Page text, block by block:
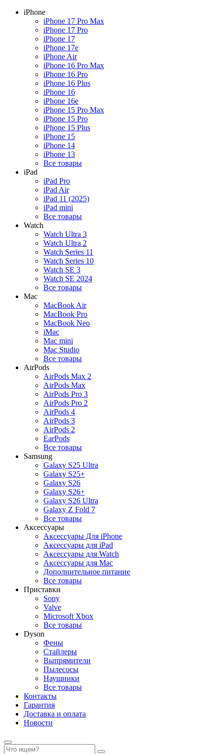
iPhone
iPhone 17 Pro Max
iPhone 17 Pro
iPhone 17
iPhone 17e
iPhone Air
iPhone 16 Pro Max
iPhone 16 Pro
iPhone 16 Plus
iPhone 16
iPhone 16e
iPhone 15 Pro Max
iPhone 15 Pro
iPhone 15 Plus
iPhone 15
iPhone 14
iPhone 13
Все товары
iPad
iPad Pro
iPad Air
iPad 11 (2025)
iPad mini
Все товары
Watch
Watch Ultra 3
Watch Ultra 2
Watch Series 11
Watch Series 10
Watch SE 3
Watch SE 2024
Все товары
Mac
MacBook Air
MacBook Pro
MacBook Neo
iMac
Mac mini
Mac Studio
Все товары
AirPods
AirPods Max 2
AirPods Max
AirPods Pro 3
AirPods Pro 2
AirPods 4
AirPods 3
AirPods 2
EarPods
Все товары
Samsung
Galaxy S25 Ultra
Galaxy S25+
Galaxy S26
Galaxy S26+
Galaxy S26 Ultra
Galaxy Z Fold 7
Все товары
Аксессуары
Аксессуары Для iPhone
Аксессуары для iPad
Аксессуары для Watch
Аксессуары для Mac
Дополнительное питание
Все товары
Приставки
Sony
Valve
Microsoft Xbox
Все товары
Dyson
Фены
Стайлеры
Выпрямители
Пылесосы
Наушники
Все товары
Контакты
Гарантия
Доставка и оплата
Новости